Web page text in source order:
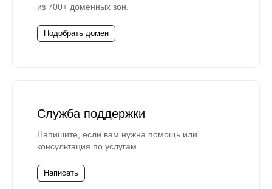
из 700+ доменных зон.
Подобрать домен
Служба поддержки
Напишите, если вам нужна помощь или
консультация по услугам.
Написать